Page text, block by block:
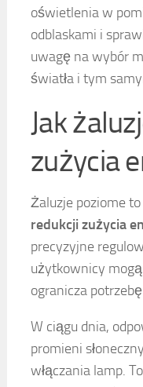
oświetlenia w
odblaskami i
uwagę na wybór
światła i tym
Jak
zużycia
Żaluzje poziome
redukcji zużycia
precyzyjne
użytkownicy
ogranicza
W ciągu dnia,
promieni
włączania lamp.